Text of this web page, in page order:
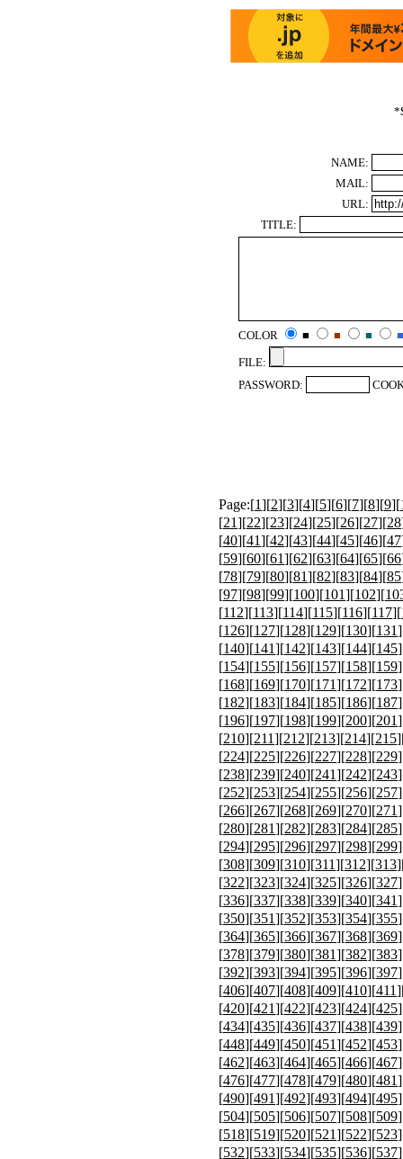
*
NAME:
MAIL:
URL:
TITLE:
COLOR ■ ■ ■
■
FILE:
PASSWORD:
Page:[1][2][3][4][5][6][7][8][9][
[21][22][23][24][25][26][27][28
[40][41][42][43][44][45][46][47
[59][60][61][62][63][64][65][66
[78][79][80][81][82][83][84][85
[97][98][99][100][101][102][
[112][113][114][115][116][117][
[126][127][128][129][130][131
[140][141][142][143][144][145
[154][155][156][157][158][159
[168][169][170][171][172][173
[182][183][184][185][186][187
[196][197][198][199][200][201
[210][211][212][213][214][215
[224][225][226][227][228][229
[238][239][240][241][242][243
[252][253][254][255][256][257
[266][267][268][269][270][271
[280][281][282][283][284][285
[294][295][296][297][298][299
[308][309][310][311][312][313
[322][323][324][325][326][327
[336][337][338][339][340][341
[350][351][352][353][354][355
[364][365][366][367][368][369
[378][379][380][381][382][383
[392][393][394][395][396][397
[406][407][408][409][410][411
[420][421][422][423][424][425
[434][435][436][437][438][439
[448][449][450][451][452][453
[462][463][464][465][466][467
[476][477][478][479][480][481
[490][491][492][493][494][495
[504][505][506][507][508][509
[518][519][520][521][522][523
[532][533][534][535][536][537